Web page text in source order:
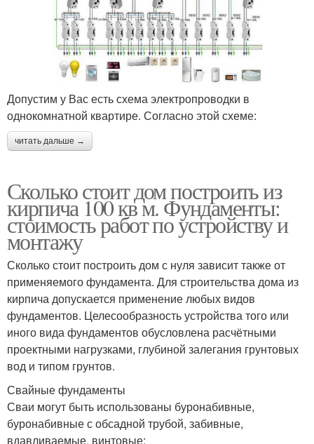
Допустим у Вас есть схема электропроводки в
однокомнатной квартире. Согласно этой схеме:
читать дальше →
Сколько стоит дом построить из
кирпича 100 кв м. Фундаменты:
стоимость работ по устройству и
монтажу
Сколько стоит построить дом с нуля зависит также от
применяемого фундамента. Для строительства дома из
кирпича допускается применение любых видов
фундаментов. Целесообразность устройства того или
иного вида фундаментов обусловлена расчётными
проектными нагрузками, глубиной залегания грунтовых
вод и типом грунтов.
Свайные фундаменты
Сваи могут быть использованы буронабивные,
буронабивные с обсадной трубой, забивные,
вдавливаемые, винтовые: